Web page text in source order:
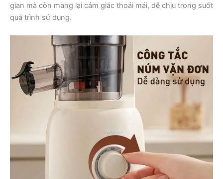
gian mà còn mang lại cảm giác thoải mái, dễ chịu trong suốt
quá trình sử dụng.